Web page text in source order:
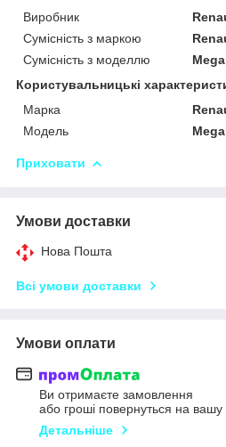
Виробник
Сумісність з маркою
Сумісність з моделлю
Користувальницькі
Марка
Модель
Приховати
Умови доставки
Нова Пошта
Всі умови доставки
Умови оплати
Ви отримаєте замовлення
або гроші повернуться на вашу
Детальніше